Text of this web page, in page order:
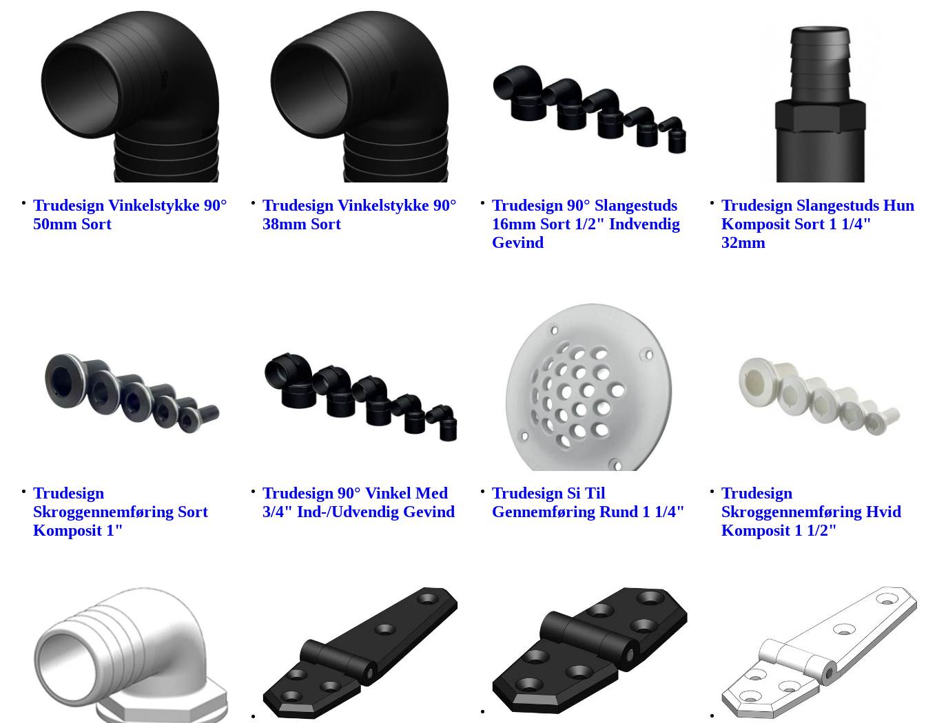
Trudesign Vinkelstykke 90°
50mm Sort
Trudesign Vinkelstykke 90°
38mm Sort
Trudesign 90° Slangestuds
16mm Sort 1/2" Indvendig
Gevind
Trudesign Slangestuds Hun
Komposit Sort 1 1/4"
32mm
Trudesign
Skroggennemføring Sort
Komposit 1"
Trudesign 90° Vinkel Med
3/4" Ind-/Udvendig Gevind
Trudesign Si Til
Gennemføring Rund 1 1/4"
Trudesign
Skroggennemføring Hvid
Komposit 1 1/2"